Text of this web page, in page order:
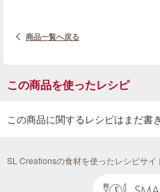
商品一覧へ戻る
この商品を使ったレシピ
この商品に関するレシピはまだ書
SL Creationsの食材を使ったレシピサイ